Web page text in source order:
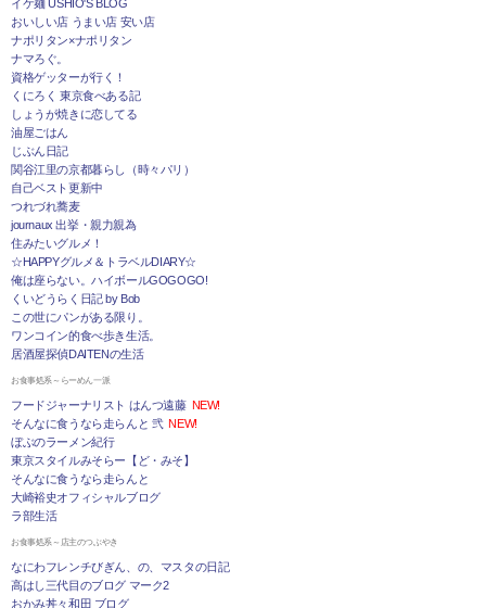
イケ麺 USHIO'S BLOG
おいしい店 うまい店 安い店
ナポリタン×ナポリタン
ナマろぐ。
資格ゲッターが行く！
くにろく 東京食べある記
しょうが焼きに恋してる
油屋ごはん
じぶん日記
関谷江里の京都暮らし（時々パリ）
自己ベスト更新中
つれづれ蕎麦
journaux 出挙・親力親為
住みたいグルメ！
☆HAPPYグルメ＆トラベルDIARY☆
俺は座らない。ハイボールGOGOGO!
くいどうらく日記 by Bob
この世にパンがある限り。
ワンコイン的食べ歩き生活。
居酒屋探偵DAITENの生活
お食事処系～らーめん一派
フードジャーナリスト はんつ遠藤 NEW!
そんなに食うなら走らんと 弐 NEW!
ぼぶのラーメン紀行
東京スタイルみそらー【ど・みそ】
そんなに食うなら走らんと
大崎裕史オフィシャルブログ
ラ部生活
お食事処系～店主のつぶやき
なにわフレンチびぎん、の、マスタの日記
高はし三代目のブログ マーク2
おかみ丼々和田 ブログ